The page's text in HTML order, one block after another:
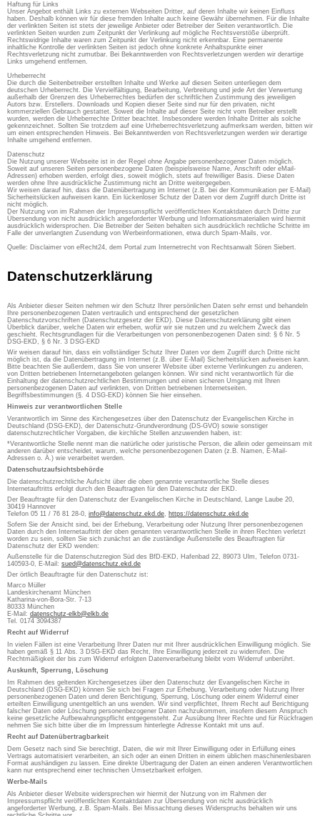
Haftung für Links
Unser Angebot enthält Links zu externen Webseiten Dritter, auf deren Inhalte wir keinen Einfluss
haben. Deshalb können wir für diese fremden Inhalte auch keine Gewähr übernehmen. Für die Inhalte
der verlinkten Seiten ist stets der jeweilige Anbieter oder Betreiber der Seiten verantwortlich. Die
verlinkten Seiten wurden zum Zeitpunkt der Verlinkung auf mögliche Rechtsverstöße überprüft.
Rechtswidrige Inhalte waren zum Zeitpunkt der Verlinkung nicht erkennbar. Eine permanente
inhaltliche Kontrolle der verlinkten Seiten ist jedoch ohne konkrete Anhaltspunkte einer
Rechtsverletzung nicht zumutbar. Bei Bekanntwerden von Rechtsverletzungen werden wir derartige
Links umgehend entfernen.
Urheberrecht
Die durch die Seitenbetreiber erstellten Inhalte und Werke auf diesen Seiten unterliegen dem
deutschen Urheberrecht. Die Vervielfältigung, Bearbeitung, Verbreitung und jede Art der Verwertung
außerhalb der Grenzen des Urheberrechtes bedürfen der schriftlichen Zustimmung des jeweiligen
Autors bzw. Erstellers. Downloads und Kopien dieser Seite sind nur für den privaten, nicht
kommerziellen Gebrauch gestattet. Soweit die Inhalte auf dieser Seite nicht vom Betreiber erstellt
wurden, werden die Urheberrechte Dritter beachtet. Insbesondere werden Inhalte Dritter als solche
gekennzeichnet. Sollten Sie trotzdem auf eine Urheberrechtsverletzung aufmerksam werden, bitten wir
um einen entsprechenden Hinweis. Bei Bekanntwerden von Rechtsverletzungen werden wir derartige
Inhalte umgehend entfernen.
Datenschutz
Die Nutzung unserer Webseite ist in der Regel ohne Angabe personenbezogener Daten möglich.
Soweit auf unseren Seiten personenbezogene Daten (beispielsweise Name, Anschrift oder eMail-
Adressen) erhoben werden, erfolgt dies, soweit möglich, stets auf freiwilliger Basis. Diese Daten
werden ohne Ihre ausdrückliche Zustimmung nicht an Dritte weitergegeben.
Wir weisen darauf hin, dass die Datenübertragung im Internet (z.B. bei der Kommunikation per E-Mail)
Sicherheitslücken aufweisen kann. Ein lückenloser Schutz der Daten vor dem Zugriff durch Dritte ist
nicht möglich.
Der Nutzung von im Rahmen der Impressumspflicht veröffentlichten Kontaktdaten durch Dritte zur
Übersendung von nicht ausdrücklich angeforderter Werbung und Informationsmaterialien wird hiermit
ausdrücklich widersprochen. Die Betreiber der Seiten behalten sich ausdrücklich rechtliche Schritte im
Falle der unverlangten Zusendung von Werbeinformationen, etwa durch Spam-Mails, vor.
Quelle: Disclaimer von eRecht24, dem Portal zum Internetrecht von Rechtsanwalt Sören Siebert.
Datenschutzerklärung
Als Anbieter dieser Seiten nehmen wir den Schutz Ihrer persönlichen Daten sehr ernst und behandeln
Ihre personenbezogenen Daten vertraulich und entsprechend der gesetzlichen
Datenschutzvorschriften (Datenschutzgesetz der EKD). Diese Datenschutzerklärung gibt einen
Überblick darüber, welche Daten wir erheben, wofür wir sie nutzen und zu welchem Zweck das
geschieht. Rechtsgrundlagen für die Verarbeitungen von personenbezogenen Daten sind: § 6 Nr. 5
DSG-EKD, § 6 Nr. 3 DSG-EKD
Wir weisen darauf hin, dass ein vollständiger Schutz Ihrer Daten vor dem Zugriff durch Dritte nicht
möglich ist, da die Datenübertragung im Internet (z.B. über E-Mail) Sicherheitslücken aufweisen kann.
Bitte beachten Sie außerdem, dass Sie von unserer Website über externe Verlinkungen zu anderen,
von Dritten betriebenen Internetangeboten gelangen können. Wir sind nicht verantwortlich für die
Einhaltung der datenschutzrechtlichen Bestimmungen und einen sicheren Umgang mit Ihren
personenbezogenen Daten auf verlinkten, von Dritten betriebenen Internetseiten.
Begriffsbestimmungen (§. 4 DSG-EKD) können Sie hier einsehen.
Hinweis zur verantwortlichen Stelle
Verantwortlich im Sinne des Kirchengesetzes über den Datenschutz der Evangelischen Kirche in
Deutschland (DSG-EKD), der Datenschutz-Grundverordnung (DS-GVO) sowie sonstiger
datenschutzrechtlicher Vorgaben, die kirchliche Stellen anzuwenden haben, ist:
*Verantwortliche Stelle nennt man die natürliche oder juristische Person, die allein oder gemeinsam mit
anderen darüber entscheidet, warum, welche personenbezogenen Daten (z.B. Namen, E-Mail-
Adressen o. Ä.) wie verarbeitet werden.
Datenschutzaufsichtsbehörde
Die datenschutzrechtliche Aufsicht über die oben genannte verantwortliche Stelle dieses
Internetauftritts erfolgt durch den Beauftragten für den Datenschutz der EKD.
Der Beauftragte für den Datenschutz der Evangelischen Kirche in Deutschland, Lange Laube 20,
30419 Hannover
Telefon 05 11 / 76 81 28-0, info@datenschutz.ekd.de, https://datenschutz.ekd.de
Sofern Sie der Ansicht sind, bei der Erhebung, Verarbeitung oder Nutzung Ihrer personenbezogenen
Daten durch den Internetauftritt der oben genannten verantwortlichen Stelle in ihren Rechten verletzt
worden zu sein, sollten Sie sich zunächst an die zuständige Außenstelle des Beauftragten für
Datenschutz der EKD wenden:
Außenstelle für die Datenschutzregion Süd des BfD-EKD, Hafenbad 22, 89073 Ulm, Telefon 0731-
140593-0, E-Mail: sued@datenschutz.ekd.de
Der örtlich Beauftragte für den Datenschutz ist:
Marco Müller
Landeskirchenamt München
Katharina-von-Bora-Str. 7-13
80333 München
E-Mail: datenschutz-elkb@elkb.de
Tel. 0174 3094387
Recht auf Widerruf
In vielen Fällen ist eine Verarbeitung Ihrer Daten nur mit Ihrer ausdrücklichen Einwilligung möglich. Sie
haben gemäß § 11 Abs. 3 DSG-EKD das Recht, Ihre Einwilligung jederzeit zu widerrufen. Die
Rechtmäßigkeit der bis zum Widerruf erfolgten Datenverarbeitung bleibt vom Widerruf unberührt.
Auskunft, Sperrung, Löschung
Im Rahmen des geltenden Kirchengesetzes über den Datenschutz der Evangelischen Kirche in
Deutschland (DSG-EKD) können Sie sich bei Fragen zur Erhebung, Verarbeitung oder Nutzung Ihrer
personenbezogenen Daten und deren Berichtigung, Sperrung, Löschung oder einem Widerruf einer
erteilten Einwilligung unentgeltlich an uns wenden. Wir sind verpflichtet, Ihrem Recht auf Berichtigung
falscher Daten oder Löschung personenbezogener Daten nachzukommen, insofern diesem Anspruch
keine gesetzliche Aufbewahrungspflicht entgegensteht. Zur Ausübung Ihrer Rechte und für Rückfragen
nehmen Sie sich bitte über die im Impressum hinterlegte Adresse Kontakt mit uns auf.
Recht auf Datenübertragbarkeit
Dem Gesetz nach sind Sie berechtigt, Daten, die wir mit Ihrer Einwilligung oder in Erfüllung eines
Vertrags automatisiert verarbeiten, an sich oder an einen Dritten in einem üblichen maschinenlesbaren
Format aushändigen zu lassen. Eine direkte Übertragung der Daten an einen anderen Verantwortlichen
kann nur entsprechend einer technischen Umsetzbarkeit erfolgen.
Werbe-Mails
Als Anbieter dieser Website widersprechen wir hiermit der Nutzung von im Rahmen der
Impressumspflicht veröffentlichten Kontaktdaten zur Übersendung von nicht ausdrücklich
angeforderter Werbung, z.B. Spam-Mails. Bei Missachtung dieses Widerspruchs behalten wir uns